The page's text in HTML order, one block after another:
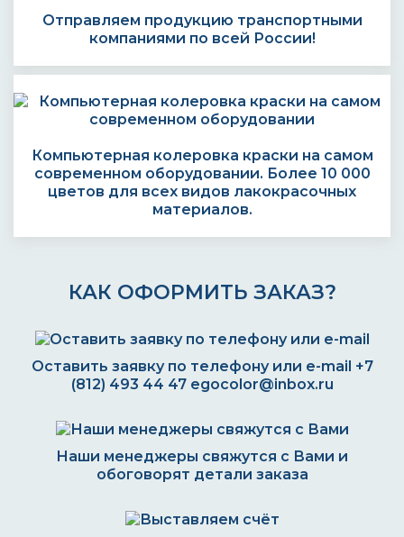
Отправляем продукцию транспортными
компаниями по всей России!
Компьютерная колеровка краски на самом
современном оборудовании. Более 10 000
цветов для всех видов лакокрасочных
материалов.
КАК ОФОРМИТЬ ЗАКАЗ?
Оставить заявку по телефону или e-mail +7
(812) 493 44 47 egocolor@inbox.ru
Наши менеджеры свяжутся с Вами и
обоговорят детали заказа